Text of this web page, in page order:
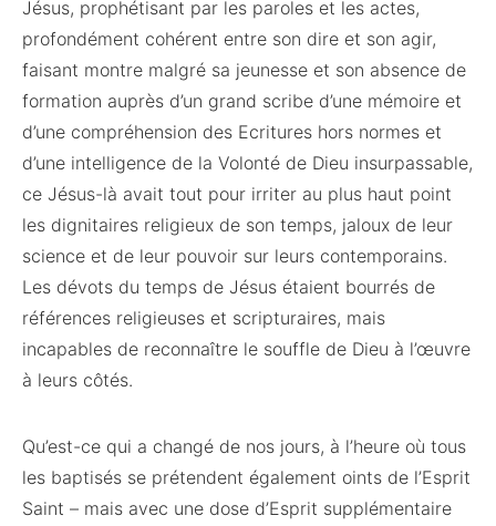
Jésus, prophétisant par les paroles et les actes,
profondément cohérent entre son dire et son agir,
faisant montre malgré sa jeunesse et son absence de
formation auprès d’un grand scribe d’une mémoire et
d’une compréhension des Ecritures hors normes et
d’une intelligence de la Volonté de Dieu insurpassable,
ce Jésus-là avait tout pour irriter au plus haut point
les dignitaires religieux de son temps, jaloux de leur
science et de leur pouvoir sur leurs contemporains.
Les dévots du temps de Jésus étaient bourrés de
références religieuses et scripturaires, mais
incapables de reconnaître le souffle de Dieu à l’œuvre
à leurs côtés.
Qu’est-ce qui a changé de nos jours, à l’heure où tous
les baptisés se prétendent également oints de l’Esprit
Saint – mais avec une dose d’Esprit supplémentaire